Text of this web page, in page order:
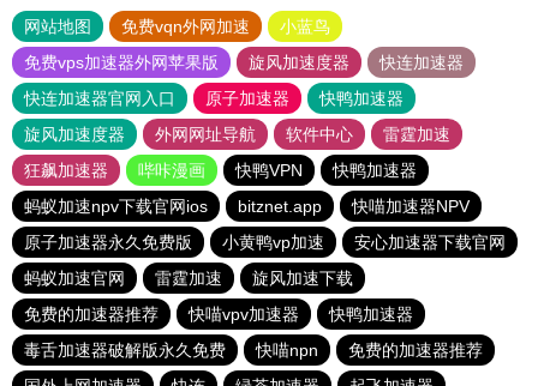
网站地图 免费vqn外网加速
小蓝鸟
免费vps加速器外网苹果版
旋风加速度器
快连加速器
快连加速器官网入口
原子加速器
快鸭加速器
旋风加速度器
外网网址导航 软件中心
雷霆加速
狂飙加速器
哔咔漫画 快鸭VPN
快鸭加速器
蚂蚁加速npv下载官网ios
bitznet.app
快喵加速器NPV
原子加速器永久免费版
小黄鸭vp加速
安心加速器下载官网
蚂蚁加速官网
雷霆加速
旋风加速下载
免费的加速器推荐
快喵vpv加速器
快鸭加速器
毒舌加速器破解版永久免费
快喵npn
免费的加速器推荐